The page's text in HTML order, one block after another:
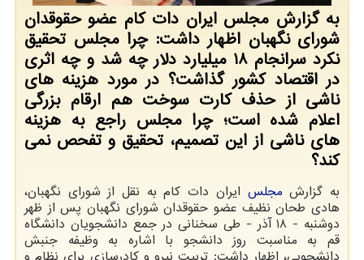
به گزارش مجلس ایران دات كام عضو حقوقدان
شورای نگهبان اظهار داشت: چرا مجلس تحقیق
نكرد سرانجام ۱۸ میلیارد دلار چه شد و چه اثری
در اقتصاد كشور گذاشت؟ در مورد هزینه های
ناشی از حذف كارت سوخت هم ارقام بزرگی
اعلام شده است؛ چرا مجلس راجع به هزینه
های ناشی از این تصمیم، تحقیق و تفحص نمی
كند؟
به گزارش مجلس ایران دات كام به نقل از شورای نگهبان،
هادی طحان نظیف عضو حقوقدان شورای نگهبان پس از ظهر
دوشنبه - ۱۸ آذر - طی سخنانی در جمع دانشجویان دانشگاه
قم به مناسبت روز دانشجو با اشاره به وظیفه جنبش